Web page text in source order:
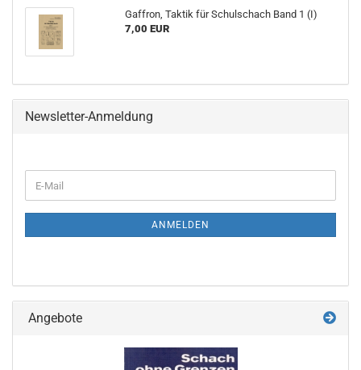
Gaffron, Taktik für Schulschach Band 1 (I)
7,00 EUR
Newsletter-Anmeldung
ZUR
E-
Mail
ANMELDEN
Angebote